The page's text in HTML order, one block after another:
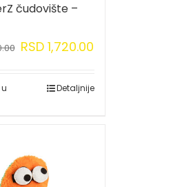
čudovište –
RSD1,720.00
Detaljnije